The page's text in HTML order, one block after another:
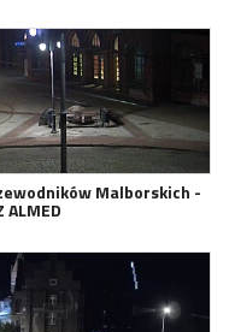
Malborskich -